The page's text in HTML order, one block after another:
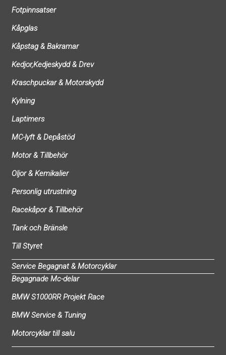
Fotpinnsatser
Kåpglas
Kåpstag & Bakramar
Kedjor,Kedjeskydd & Drev
Kraschpuckar & Motorskydd
Kylning
Laptimers
MC-lyft & Depåstöd
Motor & Tillbehör
Oljor & Kemikalier
Personlig utrustning
Racekåpor & Tillbehör
Tank och Bränsle
Till Styret
Service Begagnat & Motorcyklar
Begagnade Mc-delar
BMW S1000RR Projekt Race
BMW Service & Tuning
Motorcyklar till salu